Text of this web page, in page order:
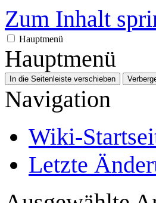
Zum Inhalt
Hauptmenü
Hauptmenü
In die Seitenleiste verschieben
Navigation
Wiki-
Letzte